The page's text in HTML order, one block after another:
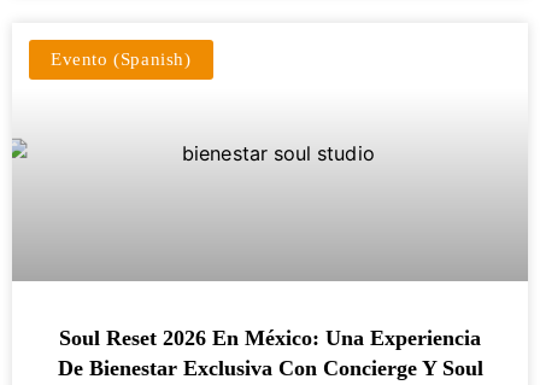
Evento (Spanish)
Soul Reset 2026 En México: Una Experiencia
De Bienestar Exclusiva Con Concierge Y Soul